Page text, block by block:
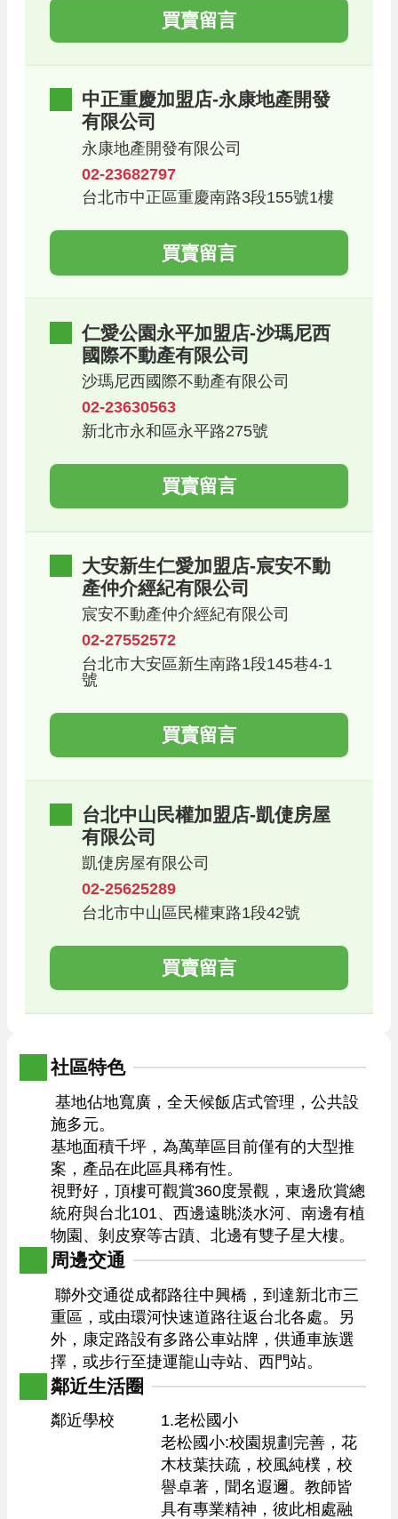
買賣留言
中正重慶加盟店-永康地產開發
有限公司
永康地產開發有限公司
02-23682797
台北市中正區重慶南路3段155號1樓
買賣留言
仁愛公園永平加盟店-沙瑪尼西
國際不動產有限公司
沙瑪尼西國際不動產有限公司
02-23630563
新北市永和區永平路275號
買賣留言
大安新生仁愛加盟店-宸安不動
產仲介經紀有限公司
宸安不動產仲介經紀有限公司
02-27552572
台北市大安區新生南路1段145巷4-1
號
買賣留言
台北中山民權加盟店-凱倢房屋
有限公司
凱倢房屋有限公司
02-25625289
台北市中山區民權東路1段42號
買賣留言
社區特色
基地佔地寬廣，全天候飯店式管理，公共設
施多元。
基地面積千坪，為萬華區目前僅有的大型推
案，產品在此區具稀有性。
視野好，頂樓可觀賞360度景觀，東邊欣賞總
統府與台北101、西邊遠眺淡水河、南邊有植
物園、剝皮寮等古蹟、北邊有雙子星大樓。
周邊交通
聯外交通從成都路往中興橋，到達新北市三
重區，或由環河快速道路往返台北各處。另
外，康定路設有多路公車站牌，供通車族選
擇，或步行至捷運龍山寺站、西門站。
鄰近生活圈
鄰近學校
1.老松國小
老松國小:校園規劃完善，花
木枝葉扶疏，校風純樸，校
譽卓著，聞名遐邇。教師皆
具有專業精神，彼此相處融